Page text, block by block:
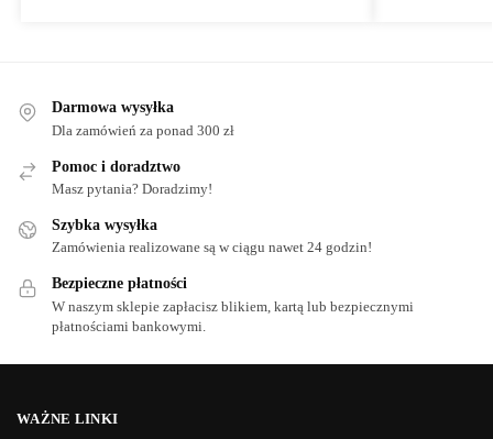
Darmowa wysyłka
Dla zamówień za ponad 300 zł
Pomoc i doradztwo
Masz pytania? Doradzimy!
Szybka wysyłka
Zamówienia realizowane są w ciągu nawet 24 godzin!
Bezpieczne płatności
W naszym sklepie zapłacisz blikiem, kartą lub bezpiecznymi
płatnościami bankowymi.
WAŻNE LINKI